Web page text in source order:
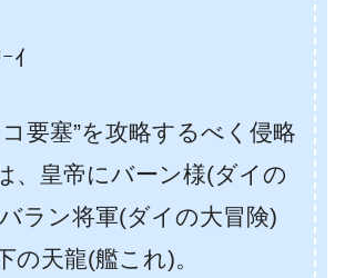
ｲ
要塞”を攻略するべく侵略
、皇帝にバーン様(ダイの
ラン将軍(ダイの大冒険)
の天龍(艦これ)。